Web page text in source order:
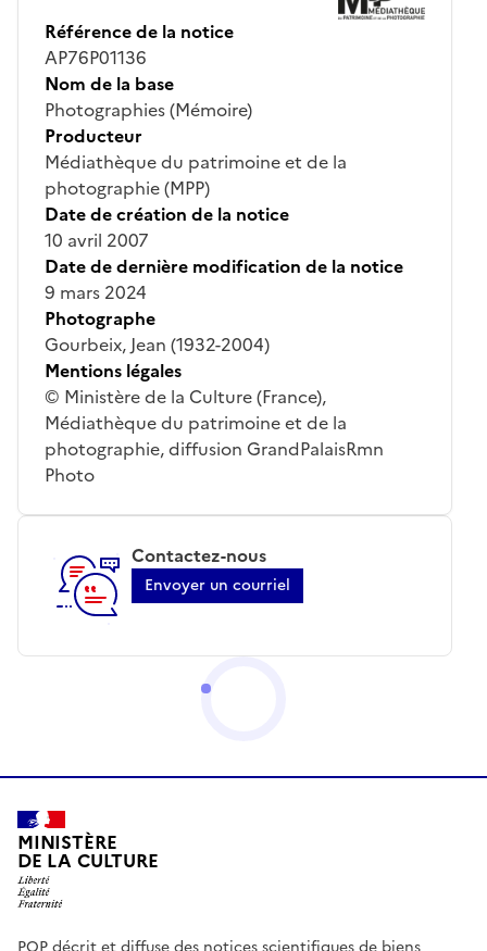
Référence de la notice
AP76P01136
Nom de la base
Photographies (Mémoire)
Producteur
Médiathèque du patrimoine et de la
photographie (MPP)
Date de création de la notice
10 avril 2007
Date de dernière modification de la notice
9 mars 2024
Photographe
Gourbeix, Jean (1932-2004)
Mentions légales
© Ministère de la Culture (France),
Médiathèque du patrimoine et de la
photographie, diffusion GrandPalaisRmn
Photo
Contactez-nous
Envoyer un courriel
MINISTÈRE
DE LA CULTURE